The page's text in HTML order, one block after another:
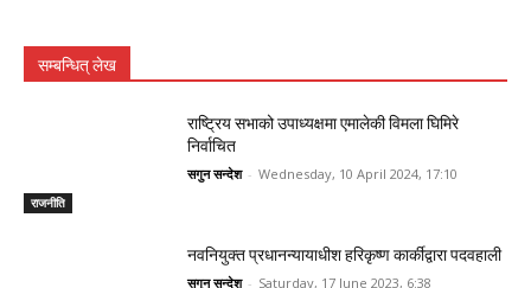
सम्बन्धित् लेख
राजनीति
राष्ट्रिय सभाको उपाध्यक्षमा एमालेकी विमला घिमिरे
निर्वाचित
सगुन सन्देश - Wednesday, 10 April 2024, 17:10
नवनियुक्त प्रधानन्यायाधीश हरिकृष्ण कार्कीद्वारा पदवहाली
सगुन सन्देश - Saturday, 17 June 2023, 6:38